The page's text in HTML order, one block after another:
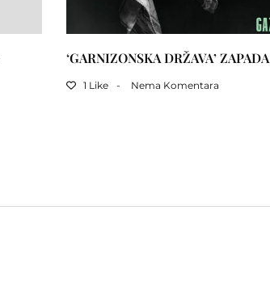
‘GARNIZONSKA DRŽAVA’ ZAPADA
1 Like Nema Komentara